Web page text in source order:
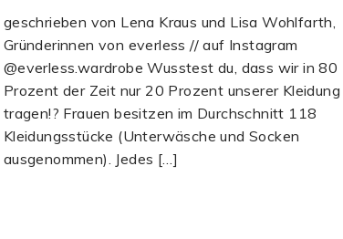
geschrieben von Lena Kraus und Lisa Wohlfarth,
Gründerinnen von everless // auf Instagram
@everless.wardrobe Wusstest du, dass wir in 80
Prozent der Zeit nur 20 Prozent unserer Kleidung
tragen!? Frauen besitzen im Durchschnitt 118
Kleidungsstücke (Unterwäsche und Socken
ausgenommen). Jedes […]